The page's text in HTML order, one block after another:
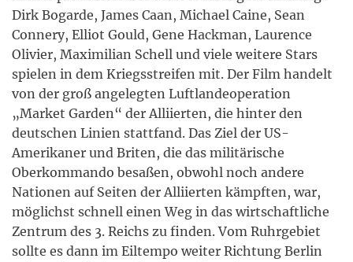
Dirk Bogarde, James Caan, Michael Caine, Sean
Connery, Elliot Gould, Gene Hackman, Laurence
Olivier, Maximilian Schell und viele weitere Stars
spielen in dem Kriegsstreifen mit. Der Film handelt
von der groß angelegten Luftlandeoperation
„Market Garden“ der Alliierten, die hinter den
deutschen Linien stattfand. Das Ziel der US-
Amerikaner und Briten, die das militärische
Oberkommando besaßen, obwohl noch andere
Nationen auf Seiten der Alliierten kämpften, war,
möglichst schnell einen Weg in das wirtschaftliche
Zentrum des 3. Reichs zu finden. Vom Ruhrgebiet
sollte es dann im Eiltempo weiter Richtung Berlin